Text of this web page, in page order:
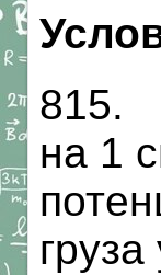
815.
на 1